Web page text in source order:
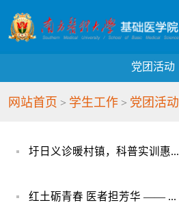
党团活动
网站首页 > 学生工作> 党团活动
圩日义诊暖村镇，科普实训惠...
红土砺青春 医者担芳华 —— ...